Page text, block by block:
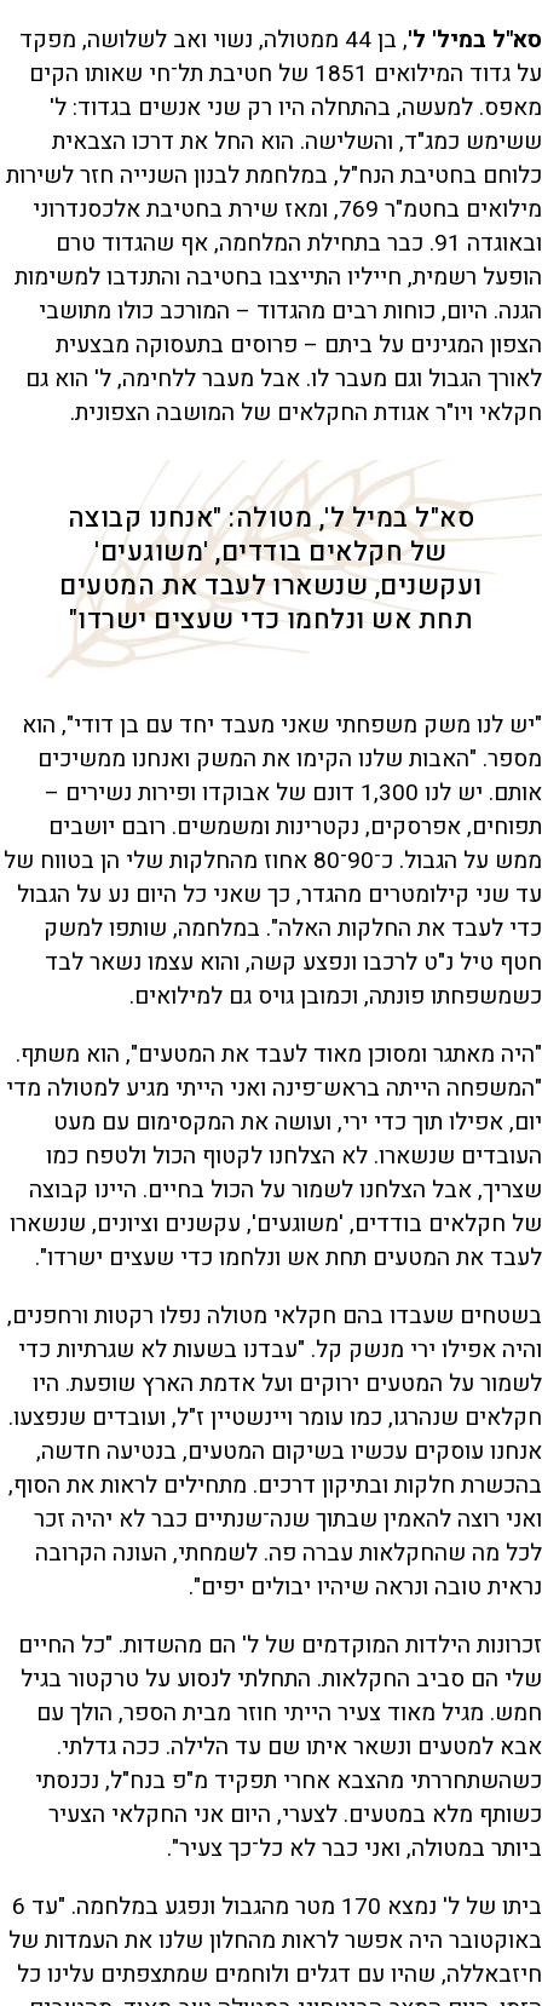
סא"ל במיל' ל'
, בן 44 ממטולה, נשוי ואב לשלושה, מפקד
על גדוד המילואים 1851 של חטיבת תל־חי שאותו הקים
מאפס. למעשה, בהתחלה היו רק שני אנשים בגדוד: ל'
ששימש כמג"ד, והשלישה. הוא החל את דרכו הצבאית
כלוחם בחטיבת הנח"ל, במלחמת לבנון השנייה חזר לשירות
מילואים בחטמ"ר 769, ומאז שירת בחטיבת אלכסנדרוני
ובאוגדה 91. כבר בתחילת המלחמה, אף שהגדוד טרם
הופעל רשמית, חייליו התייצבו בחטיבה והתנדבו למשימות
הגנה. היום, כוחות רבים מהגדוד – המורכב כולו מתושבי
הצפון המגינים על ביתם – פרוסים בתעסוקה מבצעית
לאורך הגבול וגם מעבר לו. אבל מעבר ללחימה, ל' הוא גם
חקלאי ויו"ר אגודת החקלאים של המושבה הצפונית.
סא"ל במיל ל', מטולה: "אנחנו קבוצה
של חקלאים בודדים, 'משוגעים'
ועקשנים, שנשארו לעבד את המטעים
תחת אש ונלחמו כדי שעצים ישרדו"
"יש לנו משק משפחתי שאני מעבד יחד עם בן דודי", הוא
מספר. "האבות שלנו הקימו את המשק ואנחנו ממשיכים
אותם. יש לנו 1,300 דונם של אבוקדו ופירות נשירים –
תפוחים, אפרסקים, נקטרינות ומשמשים. רובם יושבים
ממש על הגבול. כ־90־80 אחוז מהחלקות שלי הן בטווח של
עד שני קילומטרים מהגדר, כך שאני כל היום נע על הגבול
כדי לעבד את החלקות האלה". במלחמה, שותפו למשק
חטף טיל נ"ט לרכבו ונפצע קשה, והוא עצמו נשאר לבד
כשמשפחתו פונתה, וכמובן גויס גם למילואים.
"היה מאתגר ומסוכן מאוד לעבד את המטעים", הוא משתף.
"המשפחה הייתה בראש־פינה ואני הייתי מגיע למטולה מדי
יום, אפילו תוך כדי ירי, ועושה את המקסימום עם מעט
העובדים שנשארו. לא הצלחנו לקטוף הכול ולטפח כמו
שצריך, אבל הצלחנו לשמור על הכול בחיים. היינו קבוצה
של חקלאים בודדים, 'משוגעים', עקשנים וציונים, שנשארו
לעבד את המטעים תחת אש ונלחמו כדי שעצים ישרדו".
בשטחים שעבדו בהם חקלאי מטולה נפלו רקטות ורחפנים,
והיה אפילו ירי מנשק קל. "עבדנו בשעות לא שגרתיות כדי
לשמור על המטעים ירוקים ועל אדמת הארץ שופעת. היו
חקלאים שנהרגו, כמו עומר ויינשטיין ז"ל, ועובדים שנפצעו.
אנחנו עוסקים עכשיו בשיקום המטעים, בנטיעה חדשה,
בהכשרת חלקות ובתיקון דרכים. מתחילים לראות את הסוף,
ואני רוצה להאמין שבתוך שנה־שנתיים כבר לא יהיה זכר
לכל מה שהחקלאות עברה פה. לשמחתי, העונה הקרובה
נראית טובה ונראה שיהיו יבולים יפים".
זכרונות הילדות המוקדמים של ל' הם מהשדות. "כל החיים
שלי הם סביב החקלאות. התחלתי לנסוע על טרקטור בגיל
חמש. מגיל מאוד צעיר הייתי חוזר מבית הספר, הולך עם
אבא למטעים ונשאר איתו שם עד הלילה. ככה גדלתי.
כשהשתחררתי מהצבא אחרי תפקיד מ"פ בנח"ל, נכנסתי
כשותף מלא במטעים. לצערי, היום אני החקלאי הצעיר
ביותר במטולה, ואני כבר לא כל־כך צעיר".
ביתו של ל' נמצא 170 מטר מהגבול ונפגע במלחמה. "עד 6
באוקטובר היה אפשר לראות מהחלון שלנו את העמדות של
חיזבאללה, שהיו עם דגלים ולוחמים שמתצפתים עלינו כל